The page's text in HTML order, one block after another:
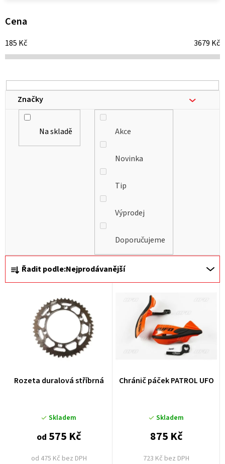
Ř
a
Řadit podle:Nejprodávanější
Cena
185 Kč 3679 Kč
Na skladě Akce
Novinka
Tip
Výprodej
Doporučujeme
Značky
i
p
r
o
d
Rozeta duralová stříbrná
Skladem
od 475 Kč bez DPH
od 575 Kč
Chránič páček PATROL UFO
Skladem
723 Kč bez DPH
875 Kč